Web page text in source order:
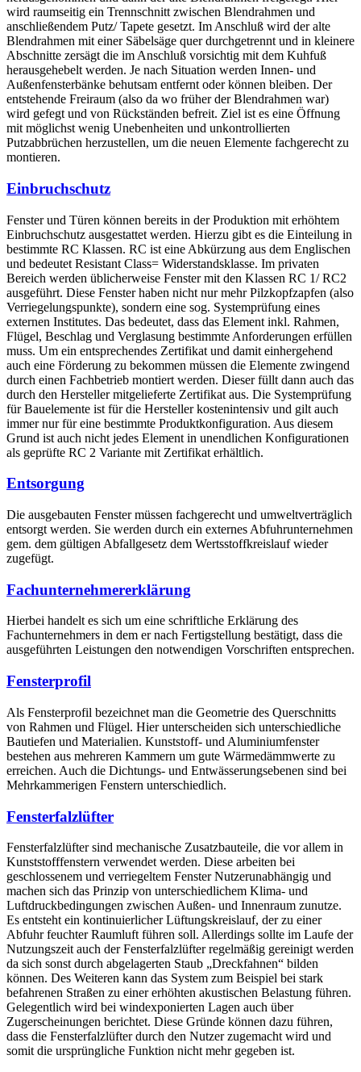
wird raumseitig ein Trennschnitt zwischen Blendrahmen und
anschließendem Putz/ Tapete gesetzt. Im Anschluß wird der alte
Blendrahmen mit einer Säbelsäge quer durchgetrennt und in kleinere
Abschnitte zersägt die im Anschluß vorsichtig mit dem Kuhfuß
herausgehebelt werden. Je nach Situation werden Innen- und
Außenfensterbänke behutsam entfernt oder können bleiben. Der
entstehende Freiraum (also da wo früher der Blendrahmen war)
wird gefegt und von Rückständen befreit. Ziel ist es eine Öffnung
mit möglichst wenig Unebenheiten und unkontrollierten
Putzabbrüchen herzustellen, um die neuen Elemente fachgerecht zu
montieren.
Einbruchschutz
Fenster und Türen können bereits in der Produktion mit erhöhtem
Einbruchschutz ausgestattet werden. Hierzu gibt es die Einteilung in
bestimmte RC Klassen. RC ist eine Abkürzung aus dem Englischen
und bedeutet Resistant Class= Widerstandsklasse. Im privaten
Bereich werden üblicherweise Fenster mit den Klassen RC 1/ RC2
ausgeführt. Diese Fenster haben nicht nur mehr Pilzkopfzapfen (also
Verriegelungspunkte), sondern eine sog. Systemprüfung eines
externen Institutes. Das bedeutet, dass das Element inkl. Rahmen,
Flügel, Beschlag und Verglasung bestimmte Anforderungen erfüllen
muss. Um ein entsprechendes Zertifikat und damit einhergehend
auch eine Förderung zu bekommen müssen die Elemente zwingend
durch einen Fachbetrieb montiert werden. Dieser füllt dann auch das
durch den Hersteller mitgelieferte Zertifikat aus. Die Systemprüfung
für Bauelemente ist für die Hersteller kostenintensiv und gilt auch
immer nur für eine bestimmte Produktkonfiguration. Aus diesem
Grund ist auch nicht jedes Element in unendlichen Konfigurationen
als geprüfte RC 2 Variante mit Zertifikat erhältlich.
Entsorgung
Die ausgebauten Fenster müssen fachgerecht und umweltverträglich
entsorgt werden. Sie werden durch ein externes Abfuhrunternehmen
gem. dem gültigen Abfallgesetz dem Wertsstoffkreislauf wieder
zugefügt.
Fachunternehmererklärung
Hierbei handelt es sich um eine schriftliche Erklärung des
Fachunternehmers in dem er nach Fertigstellung bestätigt, dass die
ausgeführten Leistungen den notwendigen Vorschriften entsprechen.
Fensterprofil
Als Fensterprofil bezeichnet man die Geometrie des Querschnitts
von Rahmen und Flügel. Hier unterscheiden sich unterschiedliche
Bautiefen und Materialien. Kunststoff- und Aluminiumfenster
bestehen aus mehreren Kammern um gute Wärmedämmwerte zu
erreichen. Auch die Dichtungs- und Entwässerungsebenen sind bei
Mehrkammerigen Fenstern unterschiedlich.
Fensterfalzlüfter
Fensterfalzlüfter sind mechanische Zusatzbauteile, die vor allem in
Kunststofffenstern verwendet werden. Diese arbeiten bei
geschlossenem und verriegeltem Fenster Nutzerunabhängig und
machen sich das Prinzip von unterschiedlichem Klima- und
Luftdruckbedingungen zwischen Außen- und Innenraum zunutze.
Es entsteht ein kontinuierlicher Lüftungskreislauf, der zu einer
Abfuhr feuchter Raumluft führen soll. Allerdings sollte im Laufe der
Nutzungszeit auch der Fensterfalzlüfter regelmäßig gereinigt werden
da sich sonst durch abgelagerten Staub „Dreckfahnen“ bilden
können. Des Weiteren kann das System zum Beispiel bei stark
befahrenen Straßen zu einer erhöhten akustischen Belastung führen.
Gelegentlich wird bei windexponierten Lagen auch über
Zugerscheinungen berichtet. Diese Gründe können dazu führen,
dass die Fensterfalzlüfter durch den Nutzer zugemacht wird und
somit die ursprüngliche Funktion nicht mehr gegeben ist.